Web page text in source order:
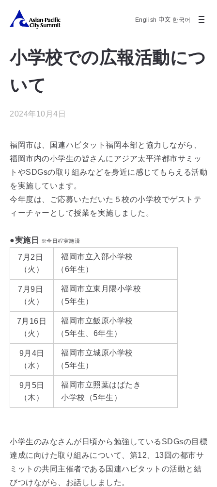
English 中文 한국어
小学校での広報活動につ
いて
2024年10月4日
福岡市は、国連ハビタット福岡本部と協力しながら、
福岡市内の小学生の皆さんにアジア太平洋都市サミッ
トやSDGsの取り組みなどを身近に感じてもらえる活動
を実施しています。
今年度は、ご応募いただいた５校の小学校でゲストテ
ィーチャーとして授業を実施しました。
●実施日 ※全日程実施済
7月2日
（火）
福岡市立入部小学校
（6年生）
7月9日
（火）
福岡市立東月隈小学校
（5年生）
7月16日
（火）
福岡市立飯原小学校
（5年生、6年生）
9月4日
（水）
福岡市立城原小学校
（5年生）
9月5日
（木）
福岡市立照葉はばたき
小学校（5年生）
小学生のみなさんが日頃から勉強しているSDGsの目標
達成に向けた取り組みについて、第12、13回の都市サ
ミットの共同主催者である国連ハビタットの活動と結
びつけながら、お話ししました。